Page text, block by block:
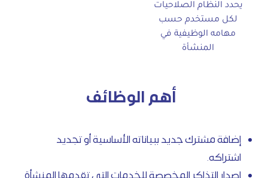
يحدد النظام الصلاحيات
لكل مستخدم حسب
مهامه الوظيفية في
المنشأة
أهم الوظائف
إضافة مشترك جديد ببياناته الأساسية أو تجديد
اشتراكه.